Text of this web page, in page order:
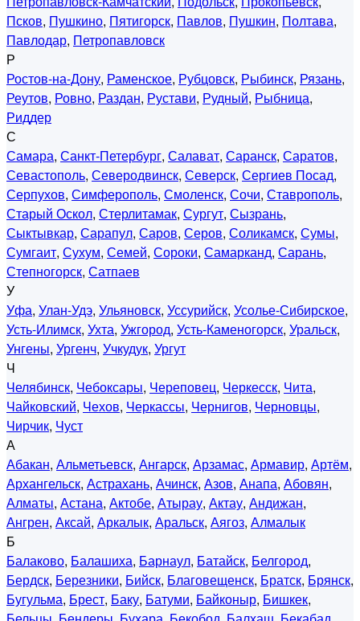
Псков, Пушкино, Пятигорск, Павлов, Пушкин, Полтава,
Павлодар, Петропавловск
Р
Ростов-на-Дону, Раменское, Рубцовск, Рыбинск, Рязань,
Реутов, Ровно, Раздан, Рустави, Рудный, Рыбница,
Риддер
С
Самара, Санкт-Петербург, Салават, Саранск, Саратов,
Севастополь, Северодвинск, Северск, Сергиев Посад,
Серпухов, Симферополь, Смоленск, Сочи, Ставрополь,
Старый Оскол, Стерлитамак, Сургут, Сызрань,
Сыктывкар, Сарапул, Саров, Серов, Соликамск, Сумы,
Сумгаит, Сухум, Семей, Сороки, Самарканд, Сарань,
Степногорск, Сатпаев
У
Уфа, Улан-Удэ, Ульяновск, Уссурийск, Усолье-Сибирское,
Усть-Илимск, Ухта, Ужгород, Усть-Каменогорск, Уральск,
Унгены, Ургенч, Учкудук, Ургут
Ч
Челябинск, Чебоксары, Череповец, Черкесск, Чита,
Чайковский, Чехов, Черкассы, Чернигов, Черновцы,
Чирчик, Чуст
А
Абакан, Альметьевск, Ангарск, Арзамас, Армавир, Артём,
Архангельск, Астрахань, Ачинск, Азов, Анапа, Абовян,
Алматы, Астана, Актобе, Атырау, Актау, Андижан,
Ангрен, Аксай, Аркалык, Аральск, Аягоз, Алмалык
Б
Балаково, Балашиха, Барнаул, Батайск, Белгород,
Бердск, Березники, Бийск, Благовещенск, Братск, Брянск,
Бугульма, Брест, Баку, Батуми, Байконыр, Бишкек,